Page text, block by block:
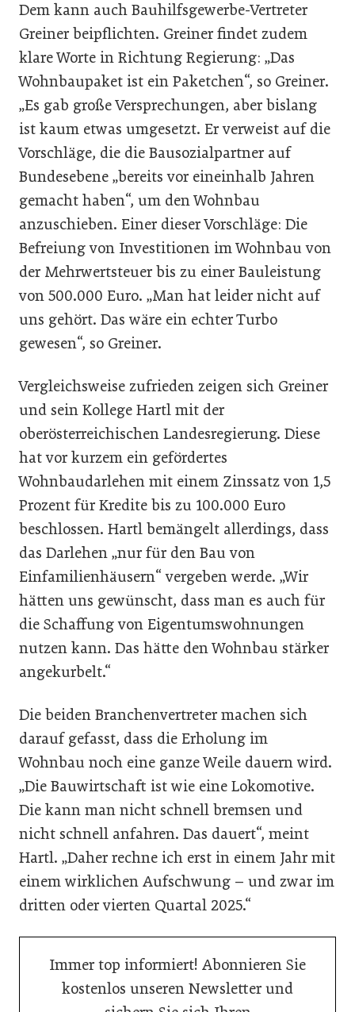
Dem kann auch Bauhilfsgewerbe-Vertreter
Greiner beipflichten. Greiner findet zudem
klare Worte in Richtung Regierung: „Das
Wohnbaupaket ist ein Paketchen“, so Greiner.
„Es gab große Versprechungen, aber bislang
ist kaum etwas umgesetzt. Er verweist auf die
Vorschläge, die die Bausozialpartner auf
Bundesebene „bereits vor eineinhalb Jahren
gemacht haben“, um den Wohnbau
anzuschieben. Einer dieser Vorschläge: Die
Befreiung von Investitionen im Wohnbau von
der Mehrwertsteuer bis zu einer Bauleistung
von 500.000 Euro. „Man hat leider nicht auf
uns gehört. Das wäre ein echter Turbo
gewesen“, so Greiner.
Vergleichsweise zufrieden zeigen sich Greiner
und sein Kollege Hartl mit der
oberösterreichischen Landesregierung. Diese
hat vor kurzem ein gefördertes
Wohnbaudarlehen mit einem Zinssatz von 1,5
Prozent für Kredite bis zu 100.000 Euro
beschlossen. Hartl bemängelt allerdings, dass
das Darlehen „nur für den Bau von
Einfamilienhäusern“ vergeben werde. „Wir
hätten uns gewünscht, dass man es auch für
die Schaffung von Eigentumswohnungen
nutzen kann. Das hätte den Wohnbau stärker
angekurbelt.“
Die beiden Branchenvertreter machen sich
darauf gefasst, dass die Erholung im
Wohnbau noch eine ganze Weile dauern wird.
„Die Bauwirtschaft ist wie eine Lokomotive.
Die kann man nicht schnell bremsen und
nicht schnell anfahren. Das dauert“, meint
Hartl. „Daher rechne ich erst in einem Jahr mit
einem wirklichen Aufschwung – und zwar im
dritten oder vierten Quartal 2025.“
Immer top informiert! Abonnieren Sie
kostenlos unseren Newsletter und